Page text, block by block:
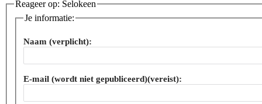
Reageer op: Selokeen
Je informatie:
Naam (verplicht):
E-mail (wordt niet gepubliceerd)(vereist):